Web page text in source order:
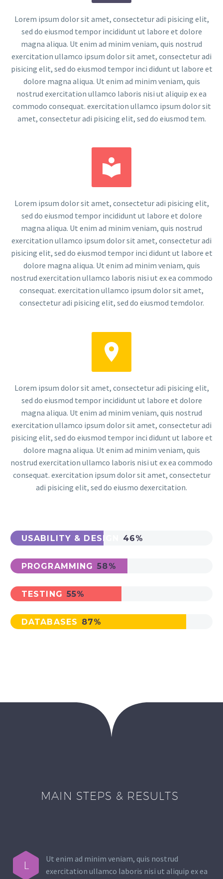
Lorem ipsum dolor sit amet, consectetur adi pisicing elit,
sed do eiusmod tempor incididunt ut labore et dolore
magna aliqua. Ut enim ad minim veniam, quis nostrud
exercitation ullamco ipsum dolor sit amet, consectetur adi
pisicing elit, sed do eiusmod tempor inci didunt ut labore et
dolore magna aliqua. Ut enim ad minim veniam, quis
nostrud exercitation ullamco laboris nisi ut aliquip ex ea
commodo consequat. exercitation ullamco ipsum dolor sit
amet, consectetur adi pisicing elit, sed do eiusmod tem.


Lorem ipsum dolor sit amet, consectetur adi pisicing elit,
sed do eiusmod tempor incididunt ut labore et dolore
magna aliqua. Ut enim ad minim veniam, quis nostrud
exercitation ullamco ipsum dolor sit amet, consectetur adi
pisicing elit, sed do eiusmod tempor inci didunt ut labore et
dolore magna aliqua. Ut enim ad minim veniam, quis
nostrud exercitation ullamco laboris nisi ut ex ea commodo
consequat. exercitation ullamco ipsum dolor sit amet,
consectetur adi pisicing elit, sed do eiusmod temdolor.


Lorem ipsum dolor sit amet, consectetur adi pisicing elit,
sed do eiusmod tempor incididunt ut labore et dolore
magna aliqua. Ut enim ad minim veniam, quis nostrud
exercitation ullamco ipsum dolor sit amet, consectetur adi
pisicing elit, sed do eiusmod tempor inci didunt ut labore et
dolore magna aliqua. Ut enim ad minim veniam, quis
nostrud exercitation ullamco laboris nisi ut ex ea commodo
consequat. exercitation ipsum dolor sit amet, consectetur
adi pisicing elit, sed do eiusmo dexercitation.
USABILITY & DESIGN 46%
PROGRAMMING 58%
TESTING 55%
DATABASES 87%
MAIN STEPS & RESULTS
L
Ut enim ad minim veniam, quis nostrud
exercitation ullamco laboris nisi ut aliquip ex ea